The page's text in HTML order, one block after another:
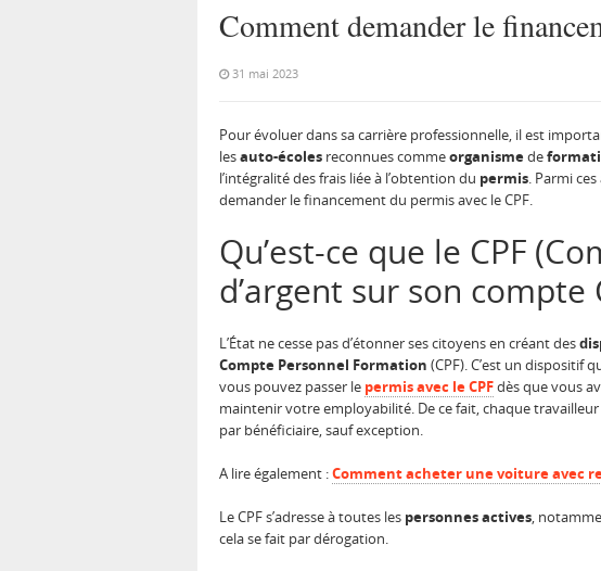
Comment demander le
31 mai 2023
Pour évoluer dans sa carrière professionnelle, il est
lesauto-écoles reconnues commeorganismede
l’intégralité des frais liée à l’obtention du permis. Parmi
demander le financement du permis avec le CPF.
Qu’est-ce que le CPF
d’argent sur son compte
L’État ne cesse pas d’étonner ses citoyens en créant des
Compte Personnel Formation (CPF). C’est un dispositif
vous pouvez passer le permis avec le CPFdès que vous
maintenir votre employabilité. De ce fait, chaque travailleur
par bénéficiaire, sauf exception.
A lire également :Comment acheter une voiture avec
Le CPF s’adresse à toutes les personnes actives,
cela se fait par dérogation.